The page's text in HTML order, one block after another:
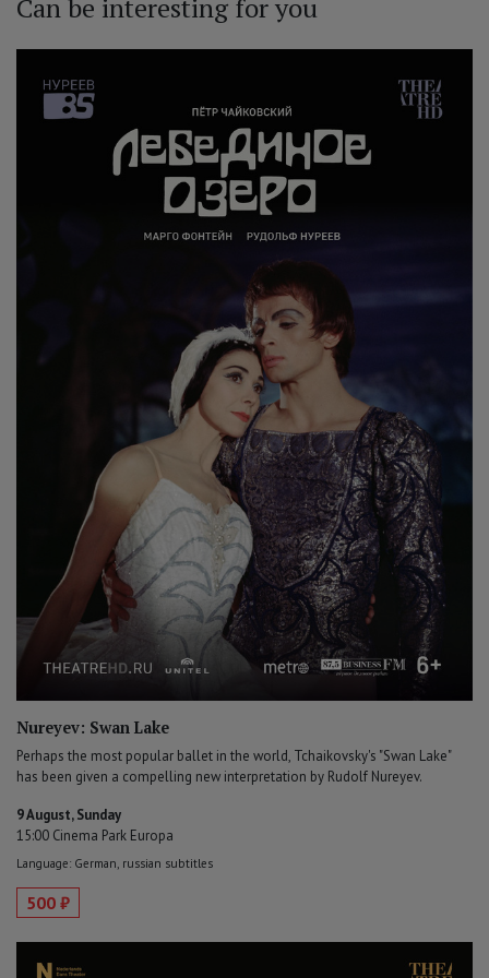
Can be interesting for you
Nureyev: Swan Lake
Perhaps the most popular ballet in the world, Tchaikovsky's "Swan Lake"
has been given a compelling new interpretation by Rudolf Nureyev.
9 August, Sunday
15:00 Cinema Park Europa
Language: German, russian subtitles
500 ₽